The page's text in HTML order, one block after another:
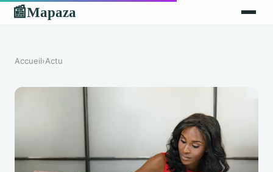
📰Mapaza
Accueil›Actu